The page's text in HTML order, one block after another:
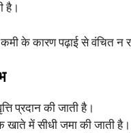
है।
के कारण पढ़ाई से वंचित न
प्रदान की जाती है।
खाते में सीधी जमा की जाती है।